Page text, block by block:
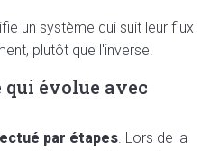
un système qui suit leur flux
plutôt que l'inverse.
évolue avec
par étapes. Lors de la